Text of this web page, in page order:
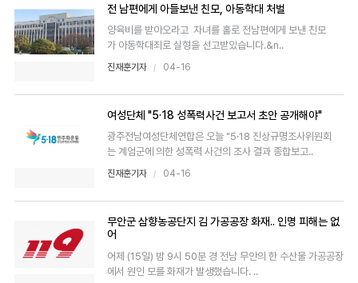
전 남편에게 아들보낸 친모, 아동학대 처벌
양육비를 받아오라고 자녀를 홀로 전남편에게 보낸 친모
가 아동학대죄로 실형을 선고받았습니다.&n..
진재훈기자 04-16
여성단체 "5·18 성폭력사건 보고서 초안 공개해야"
광주전남여성단체연합은 오늘 "5·18 진상규명조사위원회
는 계엄군에 의한 성폭력 사건의 조사 결과 종합보고..
진재훈기자 04-16
무안군 삼향농공단지 김 가공공장 화재.. 인명 피해는 없
어
어제 (15일) 밤 9시 50분 경 전남 무안의 한 수산물 가공공장
에서 원인 모를 화재가 발생했습니다. ..